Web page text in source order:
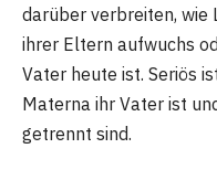
darüber verbreiten, wie
ihrer Eltern aufwuchs
Vater heute ist. Seriös
Materna ihr Vater ist
getrennt sind.